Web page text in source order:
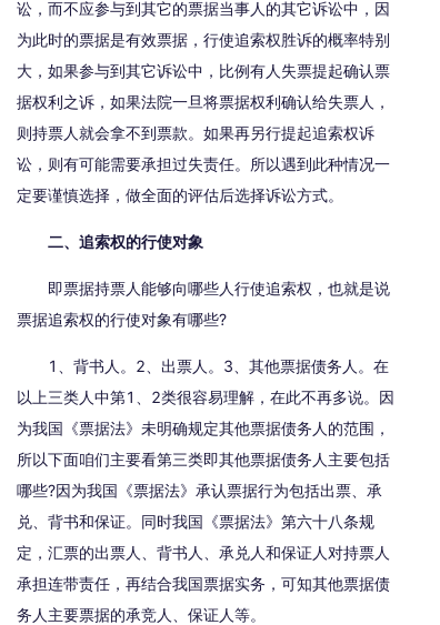
讼，而不应参与到其它的票据当事人的其它诉讼中，因
为此时的票据是有效票据，行使追索权胜诉的概率特别
大，如果参与到其它诉讼中，比例有人失票提起确认票
据权利之诉，如果法院一旦将票据权利确认给失票人，
则持票人就会拿不到票款。如果再另行提起追索权诉
讼，则有可能需要承担过失责任。所以遇到此种情况一
定要谨慎选择，做全面的评估后选择诉讼方式。
二、追索权的行使对象
即票据持票人能够向哪些人行使追索权，也就是说
票据追索权的行使对象有哪些?
1、背书人。2、出票人。3、其他票据债务人。在
以上三类人中第1、2类很容易理解，在此不再多说。因
为我国《票据法》未明确规定其他票据债务人的范围，
所以下面咱们主要看第三类即其他票据债务人主要包括
哪些?因为我国《票据法》承认票据行为包括出票、承
兑、背书和保证。同时我国《票据法》第六十八条规
定，汇票的出票人、背书人、承兑人和保证人对持票人
承担连带责任，再结合我国票据实务，可知其他票据债
务人主要票据的承竞人、保证人等。